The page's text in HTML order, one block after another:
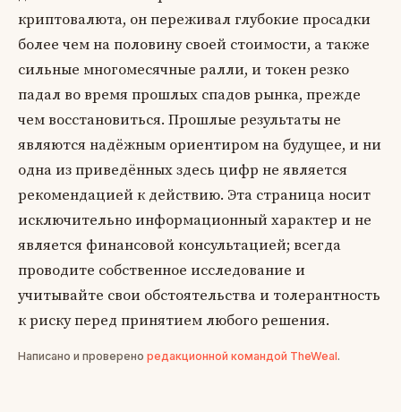
криптовалюта, он переживал глубокие просадки
более чем на половину своей стоимости, а также
сильные многомесячные ралли, и токен резко
падал во время прошлых спадов рынка, прежде
чем восстановиться. Прошлые результаты не
являются надёжным ориентиром на будущее, и ни
одна из приведённых здесь цифр не является
рекомендацией к действию. Эта страница носит
исключительно информационный характер и не
является финансовой консультацией; всегда
проводите собственное исследование и
учитывайте свои обстоятельства и толерантность
к риску перед принятием любого решения.
Написано и проверено редакционной командой TheWeal.